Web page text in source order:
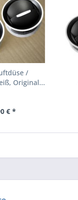
/
Original...
€ *